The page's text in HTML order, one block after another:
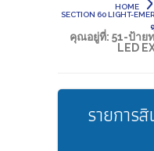
HOME
SECTION 60 LIGHT-
คุณอยู่ที่: 51-ป้าย
LED
รายการ